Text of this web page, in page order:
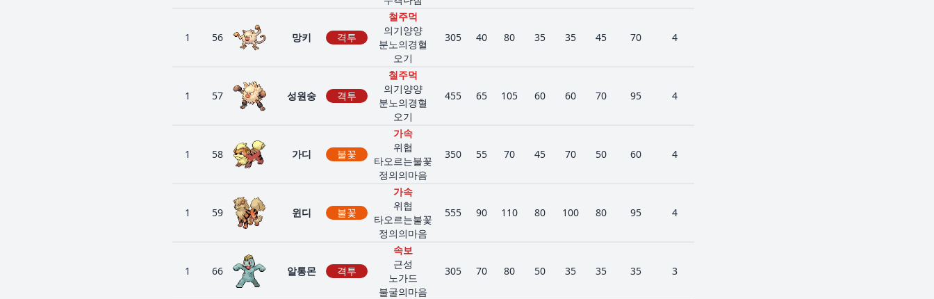
1 56 망키 격투
철주먹
의기양양
분노의경혈
오기
305 40 80 35 35 45 70 4
1 57 성원숭 격투
철주먹
의기양양
분노의경혈
오기
455 65 105 60 60 70 95 4
1 58 가디 불꽃
가속
위협
타오르는불꽃
정의의마음
350 55 70 45 70 50 60 4
1 59 윈디 불꽃
가속
위협
타오르는불꽃
정의의마음
555 90 110 80 100 80 95 4
1 66 알통몬 격투
속보
근성
노가드
불굴의마음
305 70 80 50 35 35 35 3